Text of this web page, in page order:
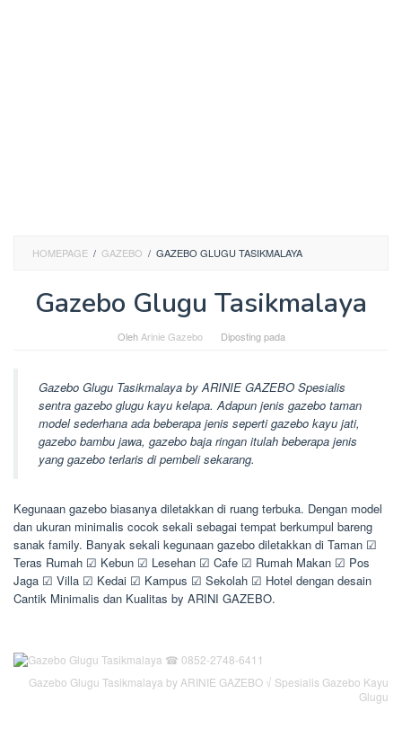
HOMEPAGE / GAZEBO / GAZEBO GLUGU TASIKMALAYA
Gazebo Glugu Tasikmalaya
Oleh Arinie Gazebo Diposting pada
Gazebo Glugu Tasikmalaya by ARINIE GAZEBO Spesialis
sentra gazebo glugu kayu kelapa. Adapun jenis gazebo taman
model sederhana ada beberapa jenis seperti gazebo kayu jati,
gazebo bambu jawa, gazebo baja ringan itulah beberapa jenis
yang gazebo terlaris di pembeli sekarang.
Kegunaan gazebo biasanya diletakkan di ruang terbuka. Dengan model
dan ukuran minimalis cocok sekali sebagai tempat berkumpul bareng
sanak family. Banyak sekali kegunaan gazebo diletakkan di Taman ☑
Teras Rumah ☑ Kebun ☑ Lesehan ☑ Cafe ☑ Rumah Makan ☑ Pos
Jaga ☑ Villa ☑ Kedai ☑ Kampus ☑ Sekolah ☑ Hotel dengan desain
Cantik Minimalis dan Kualitas by ARINI GAZEBO.
Gazebo Glugu Tasikmalaya by ARINIE GAZEBO √ Spesialis Gazebo Kayu
Glugu